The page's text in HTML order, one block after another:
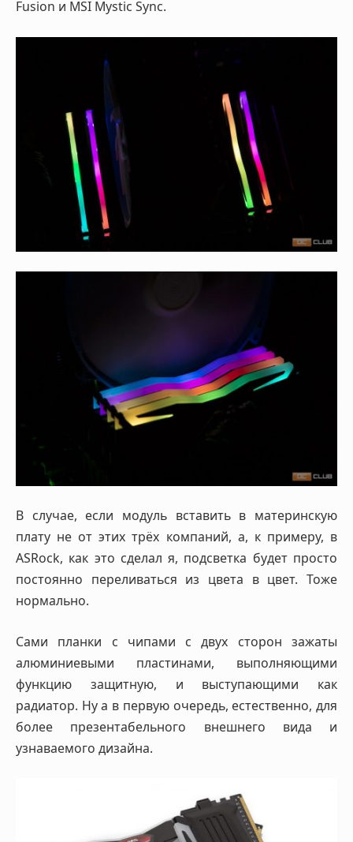
Fusion и MSI Mystic Sync.
В случае, если модуль вставить в материнскую
плату не от этих трёх компаний, а, к примеру, в
ASRock, как это сделал я, подсветка будет просто
постоянно переливаться из цвета в цвет. Тоже
нормально.
Сами планки с чипами с двух сторон зажаты
алюминиевыми пластинами, выполняющими
функцию защитную, и выступающими как
радиатор. Ну а в первую очередь, естественно, для
более презентабельного внешнего вида и
узнаваемого дизайна.